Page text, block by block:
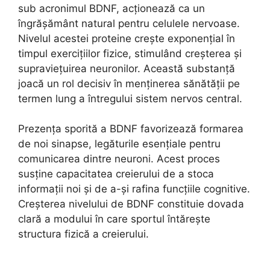
sub acronimul BDNF, acționează ca un
îngrășământ natural pentru celulele nervoase.
Nivelul acestei proteine crește exponențial în
timpul exercițiilor fizice, stimulând creșterea și
supraviețuirea neuronilor. Această substanță
joacă un rol decisiv în menținerea sănătății pe
termen lung a întregului sistem nervos central.
Prezența sporită a BDNF favorizează formarea
de noi sinapse, legăturile esențiale pentru
comunicarea dintre neuroni. Acest proces
susține capacitatea creierului de a stoca
informații noi și de a-și rafina funcțiile cognitive.
Creșterea nivelului de BDNF constituie dovada
clară a modului în care sportul întărește
structura fizică a creierului.